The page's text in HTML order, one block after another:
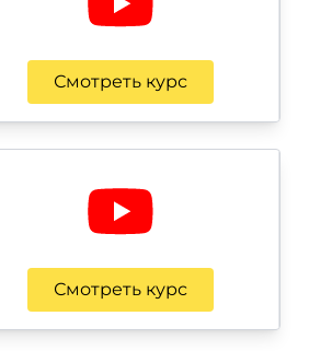
Смотреть курс
Смотреть курс